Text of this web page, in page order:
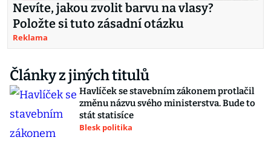
Nevíte, jakou zvolit barvu na vlasy?
Položte si tuto zásadní otázku
Reklama
Články z jiných titulů
Havlíček se stavebním zákonem protlačil
změnu názvu svého ministerstva. Bude to
stát statisíce
Blesk politika